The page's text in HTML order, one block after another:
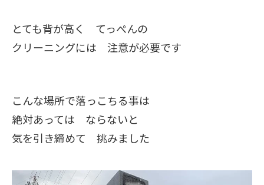
とても背が高く てっぺんの
クリーニングには 注意が必要です
こんな場所で落っこちる事は
絶対あっては ならないと
気を引き締めて 挑みました